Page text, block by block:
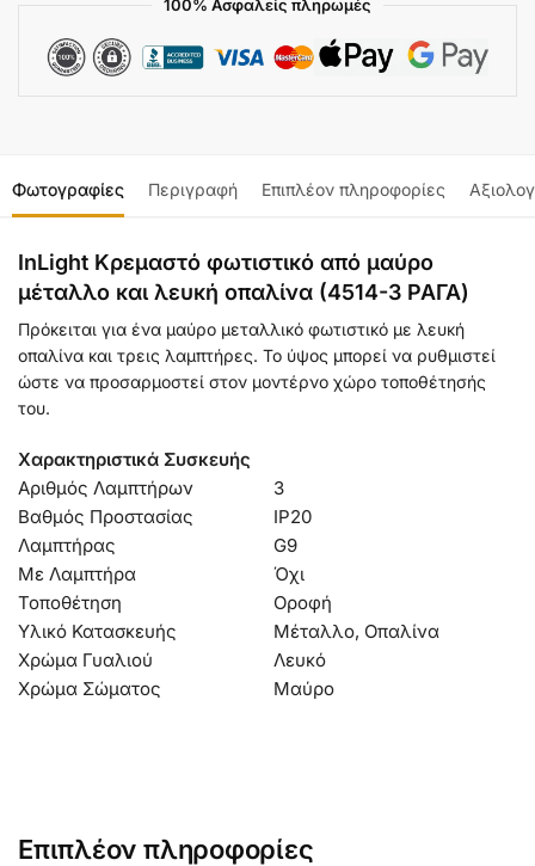
100% Ασφαλείς πληρωμές
Φωτογραφίες Περιγραφή Επιπλέον πληροφορίες
InLight Κρεμαστό φωτιστικό από μαύρο
μέταλλο και λευκή οπαλίνα (4514-3 ΡΑΓΑ)
Πρόκειται για ένα μαύρο μεταλλικό φωτιστικό με λευκή
οπαλίνα και τρεις λαμπτήρες. Το ύψος μπορεί να ρυθμιστεί
ώστε να προσαρμοστεί στον μοντέρνο χώρο τοποθέτησής
του.
Χαρακτηριστικά Συσκευής
Αριθμός Λαμπτήρων
3
Βαθμός Προστασίας
IP20
Λαμπτήρας
G9
Με Λαμπτήρα
Όχι
Τοποθέτηση
Οροφή
Υλικό Κατασκευής
Μέταλλο, Οπαλίνα
Χρώμα Γυαλιού
Λευκό
Χρώμα Σώματος
Μαύρο
Επιπλέον πληροφορίες